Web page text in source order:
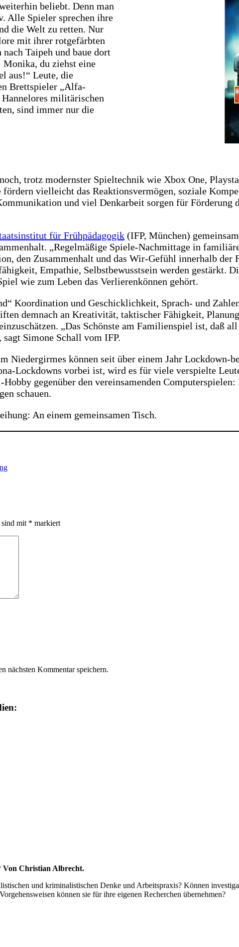
beliebt. Denn man
Alle Spieler sprechen ihre
die Welt zu retten. Nur
mit ihrer rotgefärbten
Taipeh und baue dort
du ziehst eine
aus!“ Leute, die
Brettspieler „Alfa-
militärischen
sind immer nur die
trotz modernster Spieltechnik wie Xbox One,
vielleicht das Reaktionsvermögen, soziale
und viel Denkarbeit sorgen für Förderung
für Frühpädagogik (IFP, München)
„Regelmäßige Spiele-Nachmittage in
den Zusammenhalt und das Wir-Gefühl innerhalb der
Empathie, Selbstbewusstsein werden gestärkt.
wie zum Leben das Verlierenkönnen gehört.
Koordination und Geschicklichkeit, Sprach- und
demnach an Kreativität, taktischer Fähigkeit,
„Das Schönste am Familienspiel ist, daß all
sagt Simone Schall vom IFP.
Niedergirmes können seit über einem Jahr Lockdown-
Lockdowns vorbei ist, wird es für viele verspielte
gegenüber den vereinsamenden
schauen.
An einem gemeinsamen Tisch.
mit * markiert
nächsten Kommentar speichern.
Von Christian Albrecht.
und kriminalistischen Denke und Arbeitspraxis? Können
können sie für ihre eigenen Recherchen übernehmen?